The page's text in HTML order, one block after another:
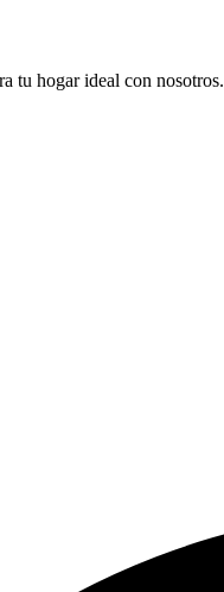
tu hogar ideal con nosotros.